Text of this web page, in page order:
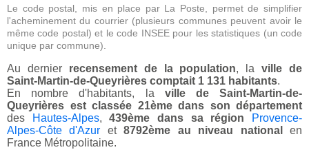
Le code postal, mis en place par La Poste, permet de simplifier
l'acheminement du courrier (plusieurs communes peuvent avoir le
même code postal) et le code INSEE pour les statistiques (un code
unique par commune).
Au dernier recensement de la population, laville de
Saint-Martin-de-Queyrières comptait 1 131 habitants.
En nombre d'habitants, la ville de Saint-Martin-de-
Queyrières est classée 21ème dans son département
des
Hautes-Alpes,439ème dans sa région
Provence-
Alpes-Côte d'Azur et8792ème au niveau national
en
France Métropolitaine.